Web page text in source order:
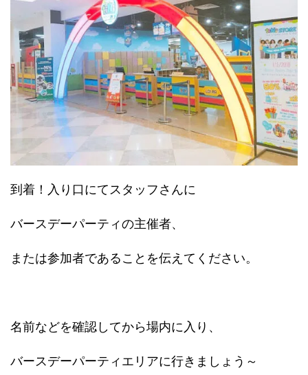
到着！入り口にてスタッフさんに
バースデーパーティの主催者、
または参加者であることを伝えてください。
名前などを確認してから場内に入り、
バースデーパーティエリアに行きましょう～